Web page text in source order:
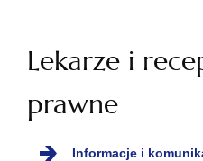
Lekarze i
prawne
Informacje i